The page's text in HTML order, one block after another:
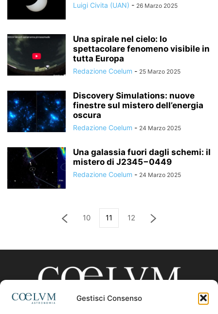
Gestisci Consenso
Luigi Civita (UAN) - 26 Marzo 2025
Una spirale nel cielo: lo
spettacolare fenomeno visibile in
tutta Europa
Redazione Coelum - 25 Marzo 2025
Discovery Simulations: nuove
finestre sul mistero dell’energia
oscura
Redazione Coelum - 24 Marzo 2025
Una galassia fuori dagli schemi: il
mistero di J2345−0449
Redazione Coelum - 24 Marzo 2025
10 11 12